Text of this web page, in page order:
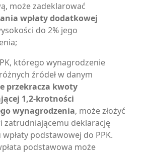
może zadeklarować
wpłaty dodatkowej
do 2% jego
którego wynagrodzenie
źródeł w danym
przekracza kwoty
1,2-krotności
wynagrodzenia, może złożyć
zatrudniającemu deklarację
podstawowej do PPK.
podstawowa może